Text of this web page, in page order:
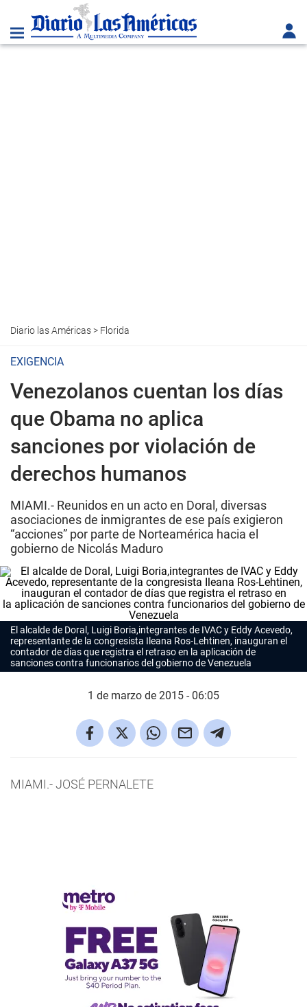
Diario las Américas> Florida
EXIGENCIA
Venezolanos cuentan los días
que Obama no aplica
sanciones por violación de
derechos humanos
MIAMI.- Reunidos en un acto en Doral, diversas
asociaciones de inmigrantes de ese país exigieron
“acciones” por parte de Norteamérica hacia el
gobierno de Nicolás Maduro
El alcalde de Doral, Luigi Boria,integrantes de IVAC y Eddy Acevedo,
representante de la congresista Ileana Ros-Lehtinen, inauguran el
contador de días que registra el retraso en la aplicación de
sanciones contra funcionarios del gobierno de Venezuela
1 de marzo de 2015 - 06:05
MIAMI.-JOSÉ PERNALETE